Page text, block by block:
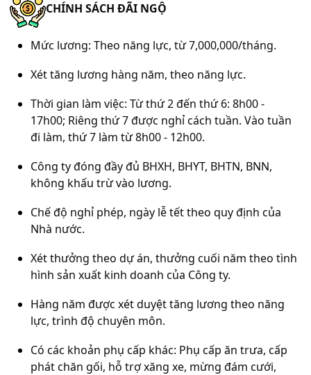
CHÍNH SÁCH ĐÃI NGỘ
Mức lương: Theo năng lực, từ 7,000,000/tháng.
Xét tăng lương hàng năm, theo năng lực.
Thời gian làm việc: Từ thứ 2 đến thứ 6: 8h00 -
17h00; Riêng thứ 7 được nghỉ cách tuần. Vào tuần
đi làm, thứ 7 làm từ 8h00 - 12h00.
Công ty đóng đầy đủ BHXH, BHYT, BHTN, BNN,
không khấu trừ vào lương.
Chế độ nghỉ phép, ngày lễ tết theo quy định của
Nhà nước.
Xét thưởng theo dự án, thưởng cuối năm theo tình
hình sản xuất kinh doanh của Công ty.
Hàng năm được xét duyệt tăng lương theo năng
lực, trình độ chuyên môn.
Có các khoản phụ cấp khác: Phụ cấp ăn trưa, cấp
phát chăn gối, hỗ trợ xăng xe, mừng đám cưới,